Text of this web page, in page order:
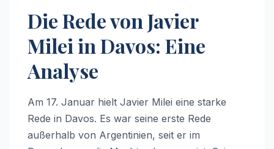
Die Rede von Javier
Milei in Davos: Eine
Analyse
Am 17. Januar hielt Javier Milei eine starke
Rede in Davos. Es war seine erste Rede
außerhalb von Argentinien, seit er im